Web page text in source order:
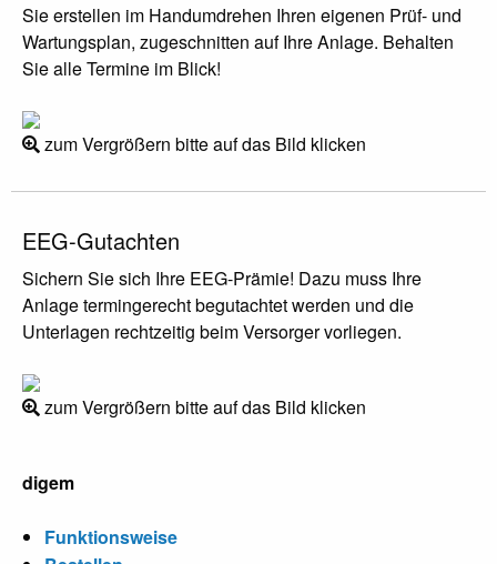
Sie erstellen im Handumdrehen Ihren eigenen Prüf- und
Wartungsplan, zugeschnitten auf Ihre Anlage. Behalten
Sie alle Termine im Blick!
zum Vergrößern bitte auf das Bild klicken
EEG-Gutachten
Sichern Sie sich Ihre EEG-Prämie! Dazu muss Ihre
Anlage termingerecht begutachtet werden und die
Unterlagen rechtzeitig beim Versorger vorliegen.
zum Vergrößern bitte auf das Bild klicken
digem
Funktionsweise